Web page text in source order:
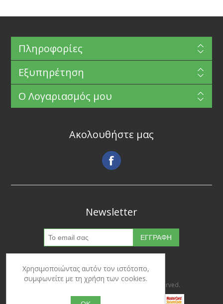
Πληροφορίες
Εξυπηρέτηση
Ο Λογαριασμός μου
Ακολουθήστε μας
Newsletter
Copyright © 2026 Ypertrofes. All rights reserved.
Χρησιμοποιώντας αυτόν τον ιστότοπο,
συμφωνείτε με τη χρήση των cookies.